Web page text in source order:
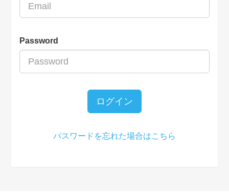
Password
ログイン
パスワードを忘れた場合はこちら